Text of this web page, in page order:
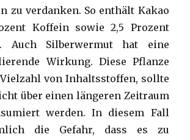
zu verdanken. So enthält Kakao
Koffein sowie 2,5 Prozent
Auch Silberwermut hat eine
Wirkung. Diese Pflanze
von Inhaltsstoffen, sollte
über einen längeren Zeitraum
werden. In diesem Fall
die Gefahr, dass es zu